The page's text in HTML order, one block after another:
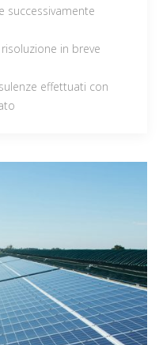
successivamente
in breve
effettuati con